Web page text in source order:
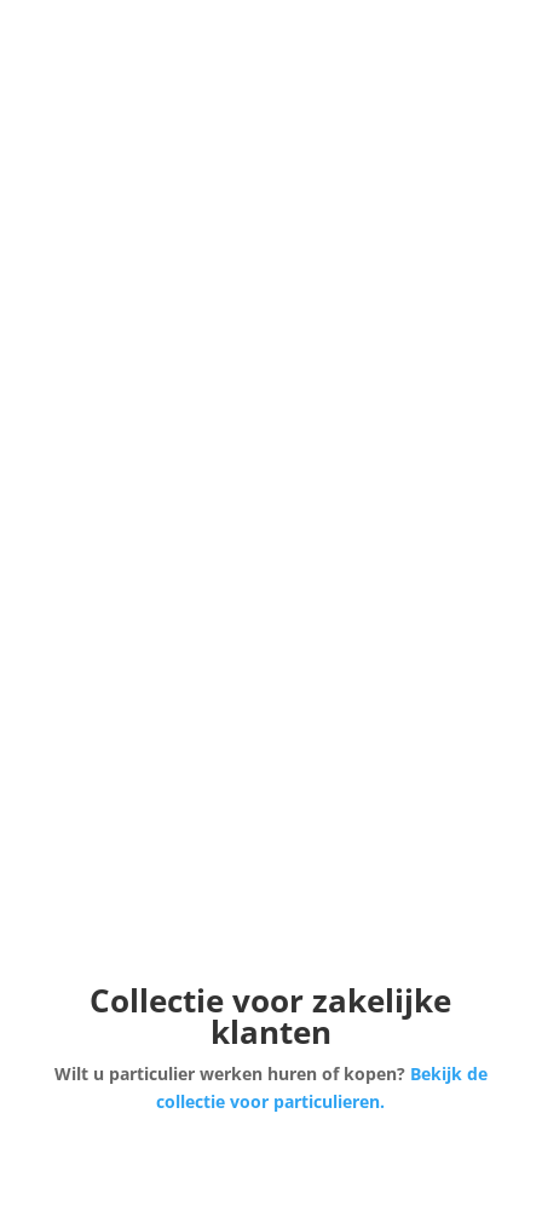
Collectie voor zakelijke
klanten
Wilt u particulier werken huren of kopen? Bekijk de
collectie voor particulieren.